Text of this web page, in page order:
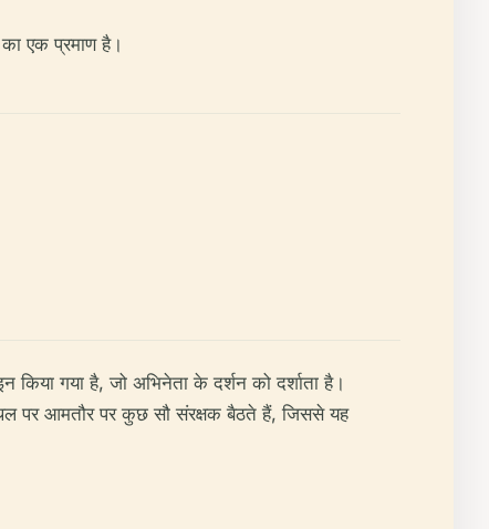
एक प्रमाण है।
किया गया है, जो अभिनेता के दर्शन को दर्शाता है।
पर आमतौर पर कुछ सौ संरक्षक बैठते हैं, जिससे यह